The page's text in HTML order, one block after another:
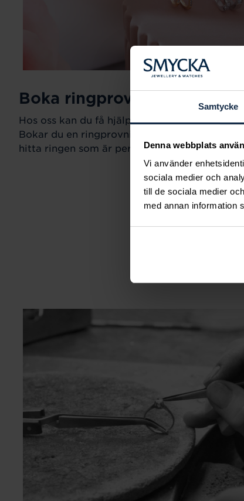
Samtycke
Denna webbplats
Vi använder
sociala medier och
till de sociala medier
med annan information
Boka ringprovning
Hos oss kan du få hjälp att hitta just din
Bokar du en ringprovning går vi gemensamt
hitta ringen som är perfekt för just din stil